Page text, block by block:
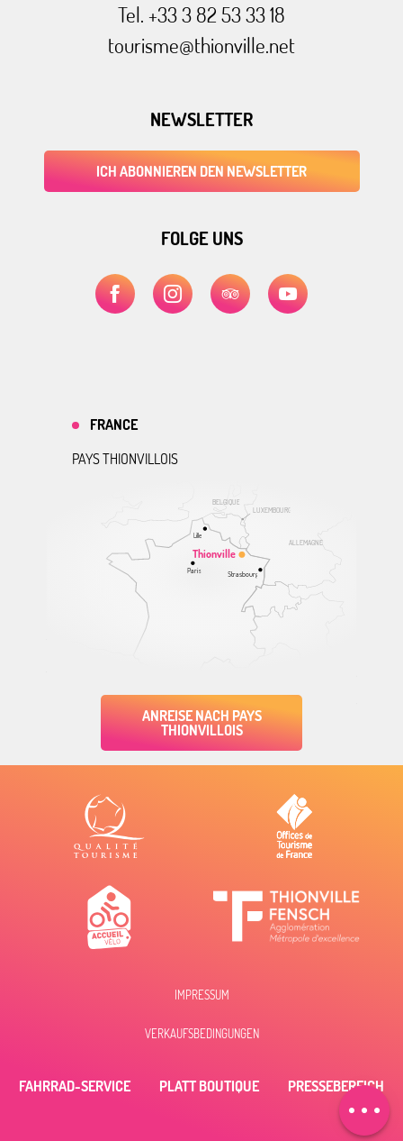
Per E-Mail
kontaktieren
Tel. +33 3 82 53 33 18
tourisme@thionville.net
NEWSLETTER
ICH ABONNIEREN DEN NEWSLETTER
FOLGE UNS
ALLEMAGNE
BELGIQUE
LUXEMBOURG
Thionville
Lille
Paris Strasbourg
FRANCE
PAYS THIONVILLOIS
ANREISE NACH PAYS
THIONVILLOIS
IMPRESSUM
VERKAUFSBEDINGUNGEN
FAHRRAD-SERVICE PLATT BOUTIQUE PRESSEBEREICH